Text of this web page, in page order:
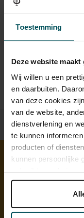
Toestemming
Deze website
Wij willen u een
en daarbuiten.
van deze cookies
van de website,
dienstverlening en
te kunnen
producten of
kunnen persoonlijke
onder 'aanpassen'
Lees onze
jaar? Eventuele
online bestelflow
sprintkaarten
Prijzen zijn
020 – 671 83 45.